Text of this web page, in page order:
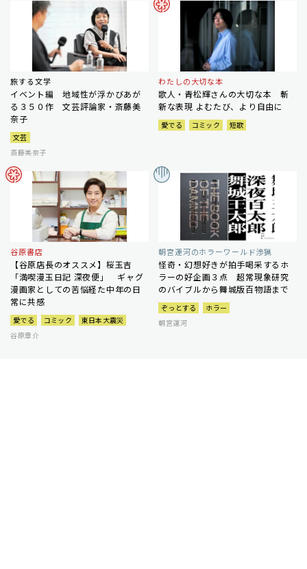
旅する文学
イベント編 地域性が浮かびあが
る３５０作 文芸評論家・斎藤美
奈子
文芸
斎藤美奈子
わたしの大切な本
歌人・青松輝さんの大切な本 斬
新な表現 よむたび、より自由に
愛でる コミック 短歌
谷原書店
【谷原店長のオススメ】桜玉吉
「満喫漫玉日記 深夜便」 ギャグ
漫画家としての苦悩経た中年の日
常に共感
愛でる コミック
東日本大震災
谷原章介
朝宮運河のホラーワールド渉猟
怪奇・幻想好きが拍手喝采するホ
ラーの好企画３点 超常現象研究
のバイブルから舞城版百物語まで
ぞっとする
ホラー
朝宮運河